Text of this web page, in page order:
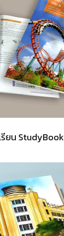
รียน StudyBook